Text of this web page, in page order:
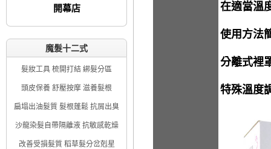
開幕店
魔髮十二式
髮妝工具 梳開打結 綁髮分區
頭皮保養 舒壓按摩 滋養髮根
扁塌出油髮質 髮根蓬鬆 抗屑出臭
沙龍染髮自帶隔離液 抗敏感乾燥
改善受損髮質 稻草髮分岔剋星
在適當溫
使用方法
分離式裡
特殊溫度